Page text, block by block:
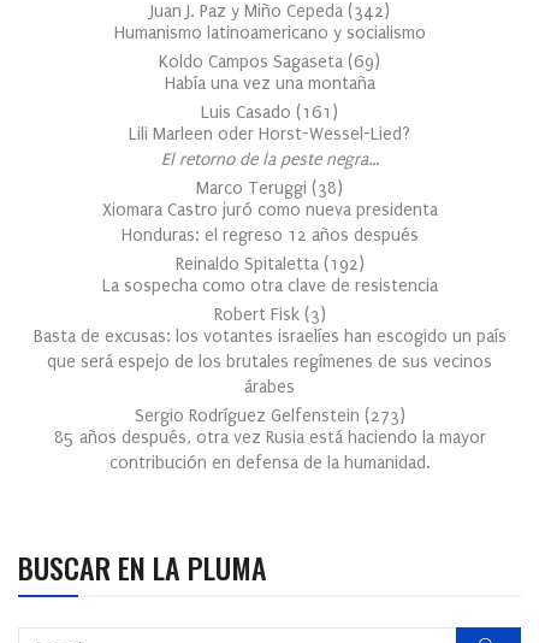
Juan J. Paz y Miño Cepeda (342)
Humanismo latinoamericano y socialismo
Koldo Campos Sagaseta (69)
Había una vez una montaña
Luis Casado (161 )
Lili Marleen oder Horst-Wessel-Lied?
El retorno de la peste negra…
Marco Teruggi (38)
Xiomara Castro juró como nueva presidenta
Honduras: el regreso 12 años después
Reinaldo Spitaletta (192)
La sospecha como otra clave de resistencia
Robert Fisk (3)
Basta de excusas: los votantes israelíes han escogido un país
que será espejo de los brutales regímenes de sus vecinos
árabes
Sergio Rodríguez Gelfenstein (273)
85 años después, otra vez Rusia está haciendo la mayor
contribución en defensa de la humanidad.
BUSCAR EN LA PLUMA